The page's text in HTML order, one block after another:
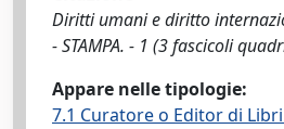
Diritti umani e diritto
- STAMPA. - 1 (3 fascicoli
Appare nelle tipologie:
7.1 Curatore o Editor di